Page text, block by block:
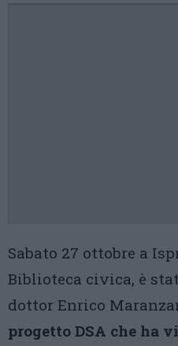
Sabato 27 ottobre a
Biblioteca civica, è
dottor Enrico
progetto DSA che ha